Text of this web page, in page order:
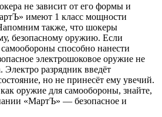
не зависит от его формы и
имеют 1 класс мощности
также, что шокеры
безопасному оружию. Если
способно нанести
электрошоковое оружие не
разрядник введёт
но не принесёт ему увечий.
оружие для самообороны, знайте,
«МартЪ» — безопасное и